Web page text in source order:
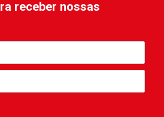
receber nossas